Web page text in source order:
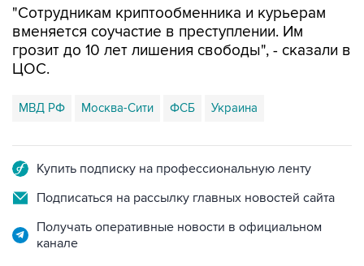
"Сотрудникам криптообменника и курьерам
вменяется соучастие в преступлении. Им
грозит до 10 лет лишения свободы", - сказали в
ЦОС.
МВД РФ Москва-Сити ФСБ Украина
Купить подписку на профессиональную ленту
Подписаться на рассылку главных новостей сайта
Получать оперативные новости в официальном
канале